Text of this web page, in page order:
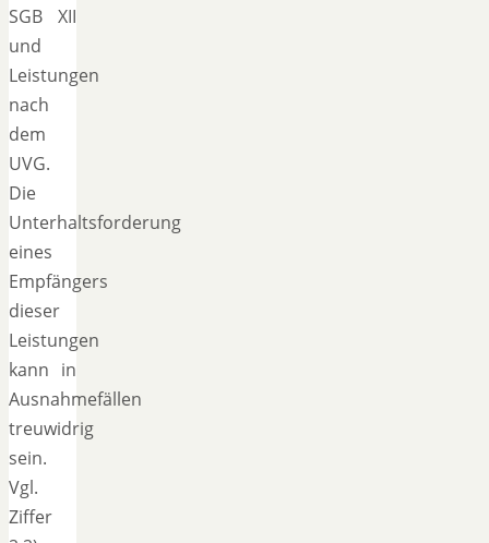
SGB XII
und
Leistungen
nach
dem
UVG.
Die
Unterhaltsforderung
eines
Empfängers
dieser
Leistungen
kann in
Ausnahmefällen
treuwidrig
sein.
Vgl.
Ziffer